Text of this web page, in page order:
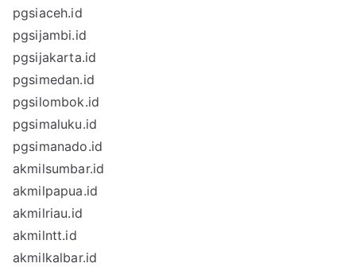
pgsiaceh.id
pgsijambi.id
pgsijakarta.id
pgsimedan.id
pgsilombok.id
pgsimaluku.id
pgsimanado.id
akmilsumbar.id
akmilpapua.id
akmilriau.id
akmilntt.id
akmilkalbar.id